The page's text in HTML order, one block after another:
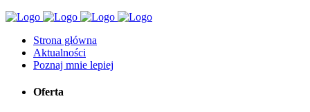
Strona główna
Aktualności
Poznaj mnie lepiej
Oferta